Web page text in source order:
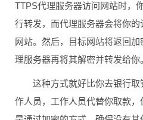
TTPS代理服务器访问网站时，
行转发，而代理服务器会将你
网站。然后，目标网站将返回
理服务器再将其解密并转发给你
这种方式就好比你去银行
作人员，工作人员代替你取款